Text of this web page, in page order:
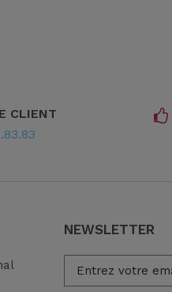
CLIENT
NEWSLETTER